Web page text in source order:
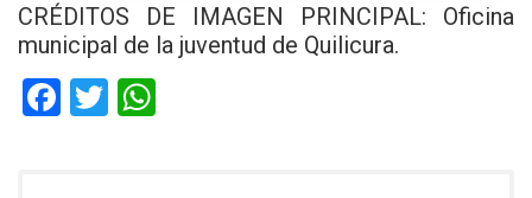
CRÉDITOS DE IMAGEN PRINCIPAL: Oficina
municipal de la juventud de Quilicura.
F
T